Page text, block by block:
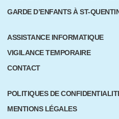
GARDE D’ENFANTS À ST-
ASSISTANCE INFORMATIQUE
VIGILANCE TEMPORAIRE
CONTACT
POLITIQUES DE
MENTIONS LÉGALES